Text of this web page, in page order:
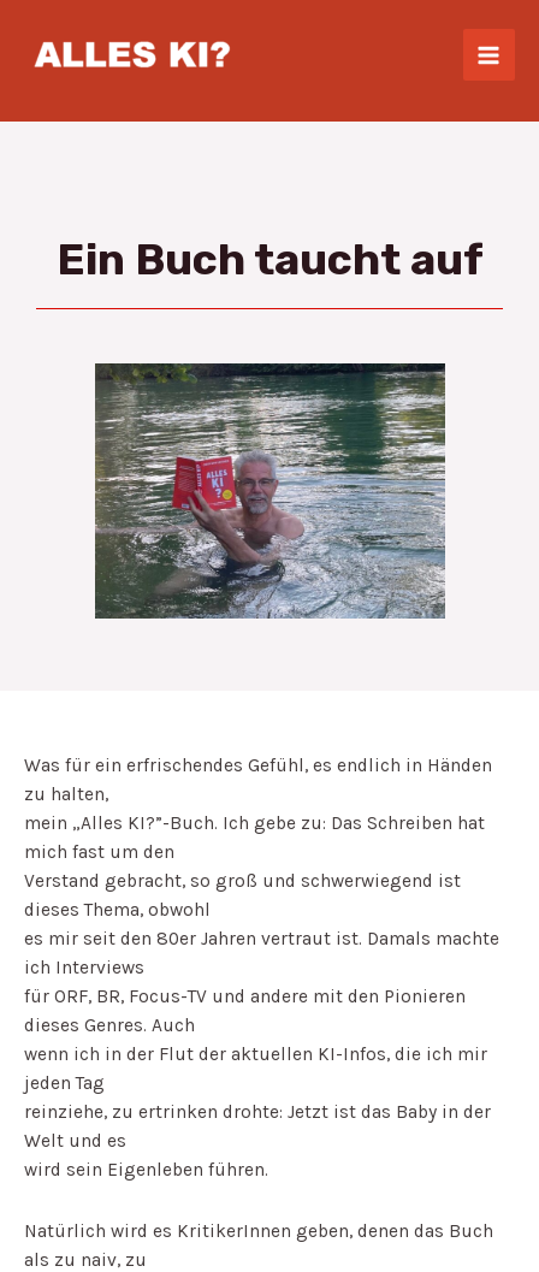
content
Ein Buch taucht auf
Was für ein erfrischendes Gefühl, es endlich in Händen
zu halten,
mein „Alles KI?”-Buch. Ich gebe zu: Das Schreiben hat
mich fast um den
Verstand gebracht, so groß und schwerwiegend ist
dieses Thema, obwohl
es mir seit den 80er Jahren vertraut ist. Damals machte
ich Interviews
für ORF, BR, Focus-TV und andere mit den Pionieren
dieses Genres. Auch
wenn ich in der Flut der aktuellen KI-Infos, die ich mir
jeden Tag
reinziehe, zu ertrinken drohte: Jetzt ist das Baby in der
Welt und es
wird sein Eigenleben führen.
Natürlich wird es KritikerInnen geben, denen das Buch
als zu naiv, zu